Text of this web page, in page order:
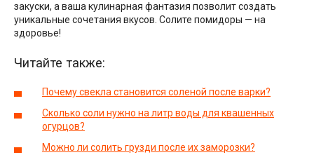
закуски, а ваша кулинарная фантазия позволит создать
уникальные сочетания вкусов. Солите помидоры — на
здоровье!
Читайте также:
Почему свекла становится соленой после варки?
Сколько соли нужно на литр воды для квашенных
огурцов?
Можно ли солить грузди после их заморозки?